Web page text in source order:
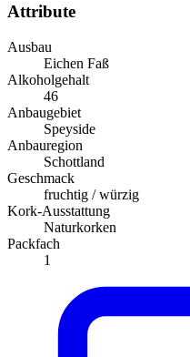
Attribute
Ausbau
Eichen Faß
Alkoholgehalt
46
Anbaugebiet
Speyside
Anbauregion
Schottland
Geschmack
fruchtig / würzig
Kork-Ausstattung
Naturkorken
Packfach
1